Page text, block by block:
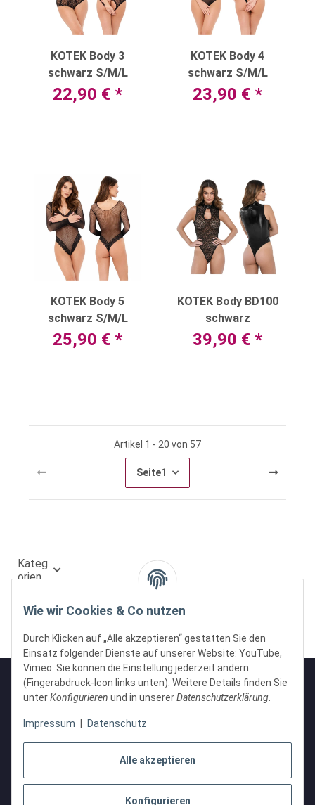
Alle akzeptieren
Konfigurieren
Wie wir Cookies & Co nutzen
Durch Klicken auf „Alle akzeptieren“ gestatten Sie den
Einsatz folgender Dienste auf unserer Website: YouTube,
Vimeo. Sie können die Einstellung jederzeit ändern
(Fingerabdruck-Icon links unten). Weitere Details finden Sie
unterKonfigurieren und in unsererDatenschutzerklärung.
Impressum Datenschutz
KOTEK Body 3
schwarz S/M/L
22,90 € *
KOTEK Body 4
schwarz S/M/L
23,90 € *
KOTEK Body 5
schwarz S/M/L
25,90 € *
KOTEK Body BD100
schwarz
39,90 € *
Artikel 1 - 20 von 57
Seite1
Kateg
orien